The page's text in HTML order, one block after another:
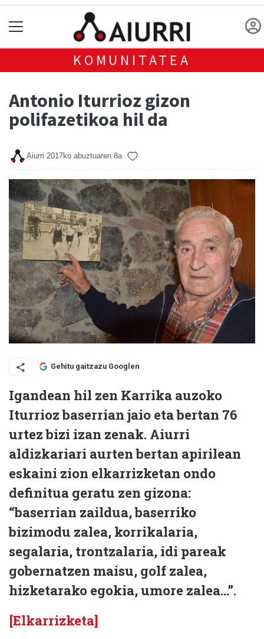
KOMUNITATEA
Antonio Iturrioz gizon
polifazetikoa hil da
Aiurri 2017ko abuztuaren 8a
Gehitu gaitzazu Googlen
Igandean hil zen Karrika auzoko
Iturrioz baserrian jaio eta bertan 76
urtez bizi izan zenak. Aiurri
aldizkariari aurten bertan apirilean
eskaini zion elkarrizketan ondo
definitua geratu zen gizona:
“baserrian zaildua, baserriko
bizimodu zalea, korrikalaria,
segalaria, trontzalaria, idi pareak
gobernatzen maisu, golf zalea,
hizketarako egokia, umore zalea…”.
[Elkarrizketa]